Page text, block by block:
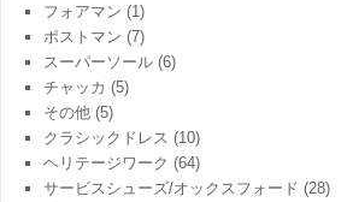
フォアマン (1)
ポストマン (7)
スーパーソール (6)
チャッカ (5)
その他 (5)
クラシックドレス (10)
ヘリテージワーク (64)
サービスシューズ/オックスフォード (28)